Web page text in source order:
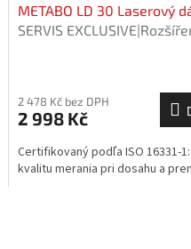
METABO LD 30 Laserový
SERVIS
2 478 Kč bez DPH
2 998 Kč
Certifikovaný podľa ISO 16331-
kvalitu merania pri dosahu a